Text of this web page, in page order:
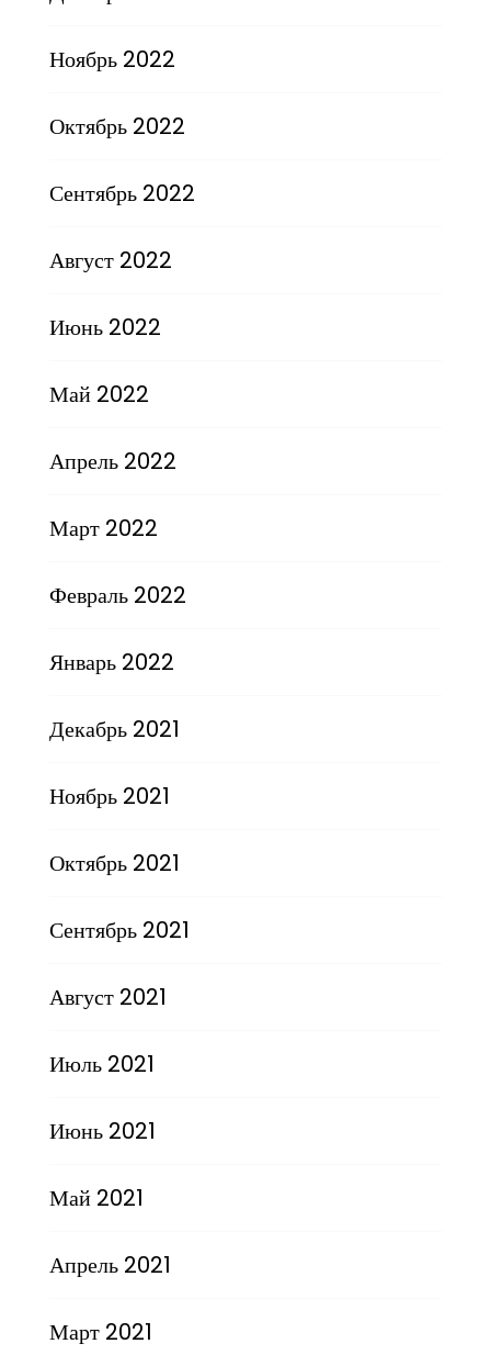
Ноябрь 2022
Октябрь 2022
Сентябрь 2022
Август 2022
Июнь 2022
Май 2022
Апрель 2022
Март 2022
Февраль 2022
Январь 2022
Декабрь 2021
Ноябрь 2021
Октябрь 2021
Сентябрь 2021
Август 2021
Июль 2021
Июнь 2021
Май 2021
Апрель 2021
Март 2021